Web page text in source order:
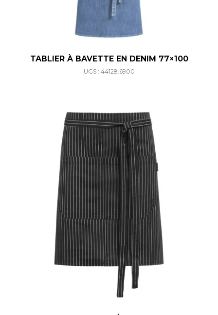
TABLIER À BAVETTE EN DENIM 77×100
UGS : 44128.6900